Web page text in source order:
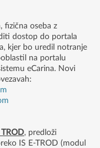
fizična oseba z
dostop do portala
kjer bo uredil notranje
na portalu
eCarina. Novi
, predloži
IS E-TROD (modul